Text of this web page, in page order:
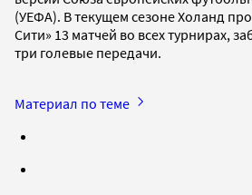
(УЕФА). В текущем сезоне Холанд
Сити» 13 матчей во всех турнирах,
три голевые передачи.
Материал по теме